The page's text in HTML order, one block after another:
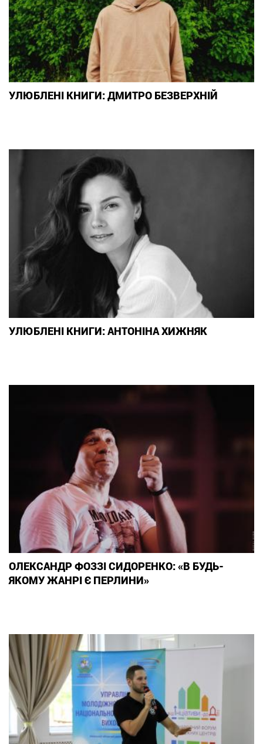
УЛЮБЛЕНІ КНИГИ: ДМИТРО БЕЗВЕРХНІЙ
УЛЮБЛЕНІ КНИГИ: АНТОНІНА ХИЖНЯК
ОЛЕКСАНДР ФОЗЗІ СИДОРЕНКО: «В БУДЬ-
ЯКОМУ ЖАНРІ Є ПЕРЛИНИ»